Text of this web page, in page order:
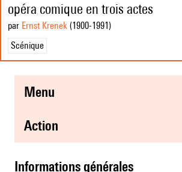
opéra comique en trois actes
par Ernst Krenek (1900-1991 )
Scénique
menu
action
informations générales